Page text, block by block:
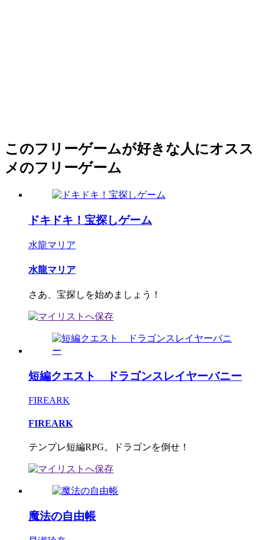
このフリーゲームが好きな人にオスス
メのフリーゲーム
ドキドキ！宝探しゲーム
水龍マリア
水龍マリア
さあ、宝探しを始めましょう！
短編クエスト ドラゴンスレイヤーバニー
FIREARK
FIREARK
テンプレ短編RPG。ドラゴンを倒せ！
魔法の自由帳